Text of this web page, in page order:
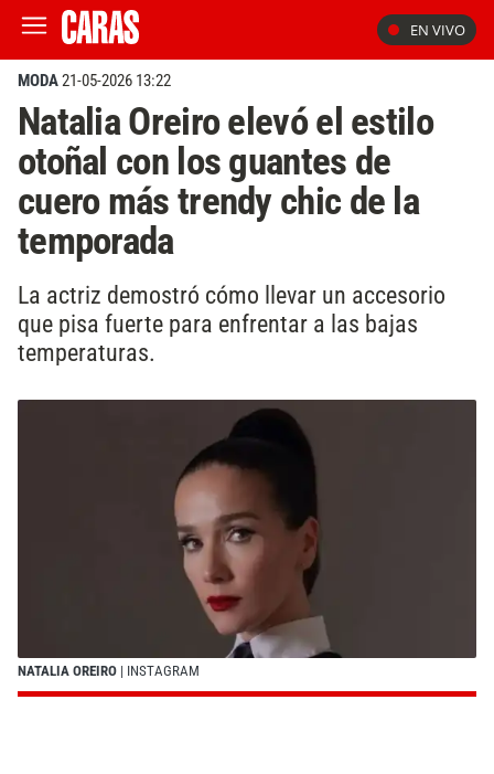
EN VIVO
MODA21-05-2026 13:22
Natalia Oreiro elevó el estilo
otoñal con los guantes de
cuero más trendy chic de la
temporada
La actriz demostró cómo llevar un accesorio
que pisa fuerte para enfrentar a las bajas
temperaturas.
NATALIA OREIRO | INSTAGRAM